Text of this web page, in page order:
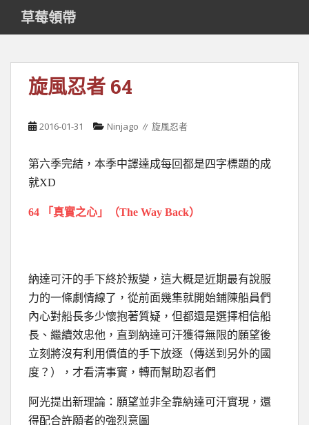
i
草莓領帶
旋風忍者 64
2016-01-31 Ninjago ∥ 旋風忍者
第六季完結，本季中譯達成每回都是四字標題的成
就XD
64 「真實之心」（The Way Back）
納達可汗的手下終於叛變，這大概是近期最有說服
力的一條劇情線了，從前面幾集就開始鋪陳船員們
內心對船長多少懷抱著質疑，但都還是選擇相信船
長、繼續效忠他，直到納達可汗獲得無限的願望後
立刻將沒有利用價值的手下放逐（傳送到另外的國
度？），才看清事實，轉而幫助忍者們
阿光提出新理論：願望並非全靠納達可汗實現，還
得配合許願者的強烈意圖